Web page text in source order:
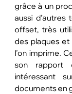
grâce à un
aussi
offset, très
des plaques
l’on imprime.
son rapport
intéressant
documents en